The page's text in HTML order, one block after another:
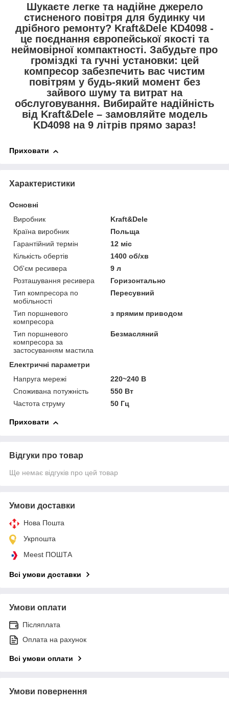
Шукаєте легке та надійне джерело
стисненого повітря для будинку чи
дрібного ремонту? Kraft&Dele KD4098 -
це поєднання європейської якості та
неймовірної компактності. Забудьте про
громіздкі та гучні установки: цей
компресор забезпечить вас чистим
повітрям у будь-який момент без
зайвого шуму та витрат на
обслуговування. Вибирайте надійність
від Kraft&Dele – замовляйте модель
KD4098 на 9 літрів прямо зараз!
Приховати
Характеристики
Основні
Виробник
Kraft&Dele
Країна виробник
Польща
Гарантійний термін
12 міс
Кількість обертів
1400 об/хв
Об'єм ресивера
9 л
Розташування ресивера
Горизонтально
Тип компресора по
мобільності
Пересувний
Тип поршневого
компресора
з прямим приводом
Тип поршневого
компресора за
застосуванням мастила
Безмасляний
Електричні параметри
Напруга мережі
220~240 В
Споживана потужність
550 Вт
Частота струму
50 Гц
Приховати
Відгуки про товар
Ще немає відгуків про цей товар
Умови доставки
Нова Пошта
Укрпошта
Meest ПОШТА
Всі умови доставки
Умови оплати
Післяплата
Оплата на рахунок
Всі умови оплати
Умови повернення